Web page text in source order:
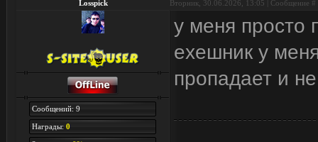
Losspick Вторник, 30.06.2026, 13:05 | Сообщение #
Сообщений: 9
Награды: 0
у меня просто
exeшник у
пропадает и